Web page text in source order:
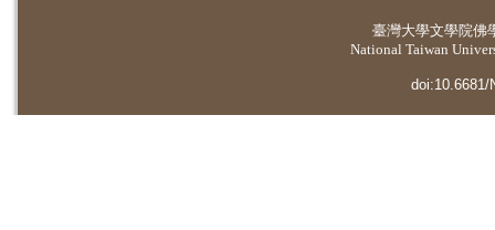
臺灣大學文學院佛
National Taiwan
doi:10.6681/